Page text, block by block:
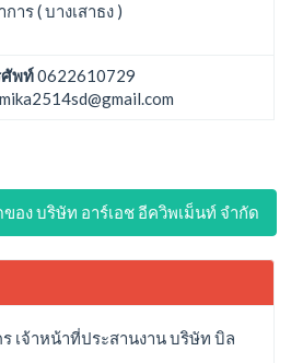
าร ( บางเสาธง )
ศัพท์0622610729
อง บริษัท อาร์เอช อีควิพเม็นท์ จำกัด
เจ้าหน้าที่ประสานงาน บริษัท บิล